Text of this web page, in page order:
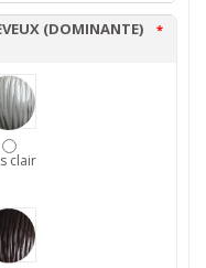
(DOMINANTE) *
clair